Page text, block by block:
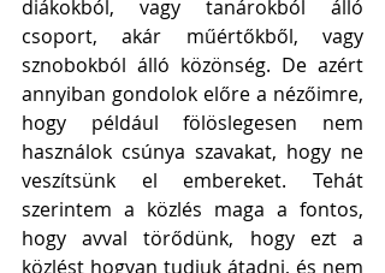
diákokból, vagy tanárokból álló
csoport, akár műértőkből, vagy
sznobokból álló közönség. De azért
annyiban gondolok előre a nézőimre,
hogy például fölöslegesen nem
használok csúnya szavakat, hogy ne
veszítsünk el embereket. Tehát
szerintem a közlés maga a fontos,
hogy avval törődünk, hogy ezt a
közlést hogyan tudjuk átadni, és nem